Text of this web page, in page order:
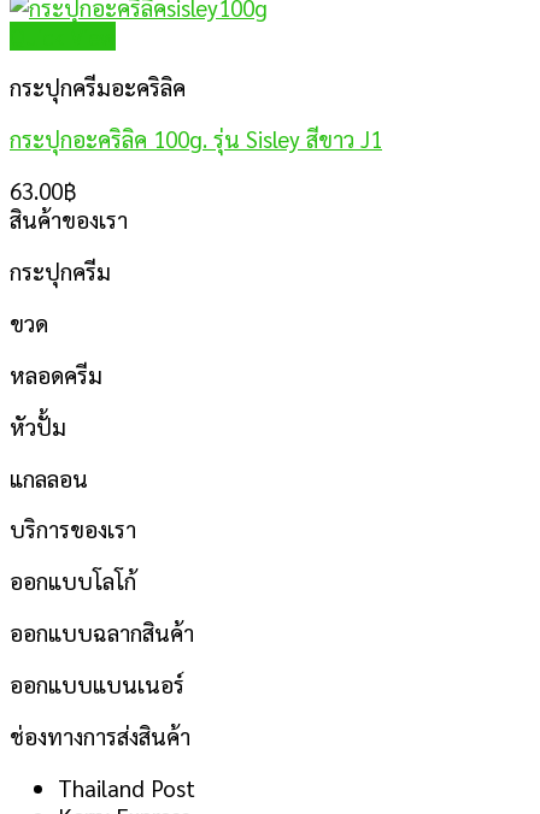
กระปุกครีมอะคริลิค
กระปุกอะคริลิค 100g. รุ่น Sisley สีขาว J1
63.00฿
สินค้าของเรา
กระปุกครีม
ขวด
หลอดครีม
หัวปั้ม
แกลลอน
บริการของเรา
ออกแบบโลโก้
ออกแบบฉลากสินค้า
ออกแบบแบนเนอร์
ช่องทางการส่งสินค้า
Thailand Post